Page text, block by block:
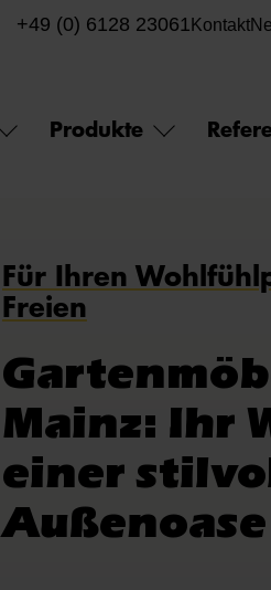
+49 (0) 6128 23061 Kontakt
Produkte
Für Ihren
Freien
Mainz: Ihr
einer
Außenoase